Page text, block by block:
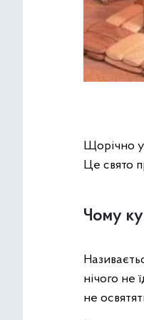
Щорічно
Це свято
Чому
нічого не
не